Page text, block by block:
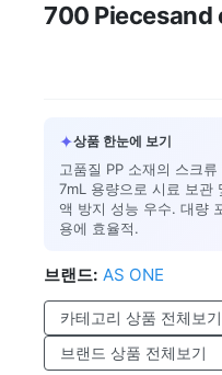
700 Piecesand
✦상품 한눈에 보기
고품질 PP 소재의 스크
7mL 용량으로 시료 보관
액 방지 성능 우수. 대량
용에 효율적.
브랜드: AS ONE
카테고리 상품 전체보기
브랜드 상품 전체보기